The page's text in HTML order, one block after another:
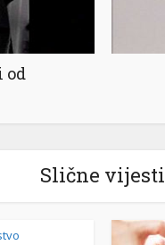
od
Slične vijesti